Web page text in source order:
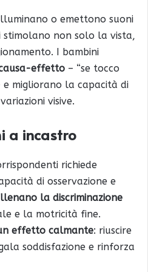
o emettono suoni
non solo la vista,
I bambini
effetto – “se tocco
e migliorano la capacità di
visive.
a incastro
richiede
di osservazione e
la discriminazione
e la motricità fine.
effetto calmante: riuscire
soddisfazione e rinforza